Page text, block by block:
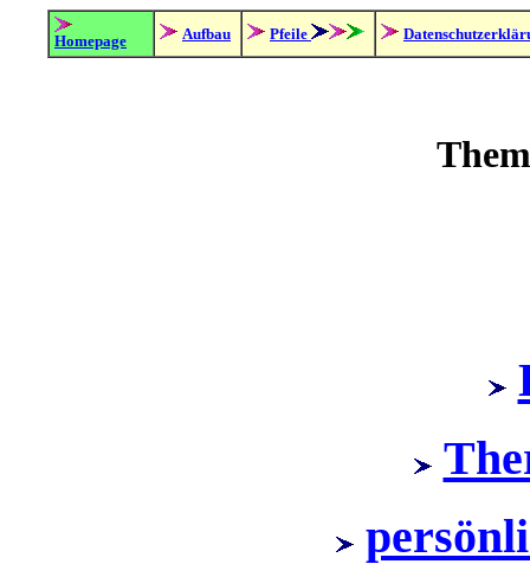
Homepage Aufbau Pfeile